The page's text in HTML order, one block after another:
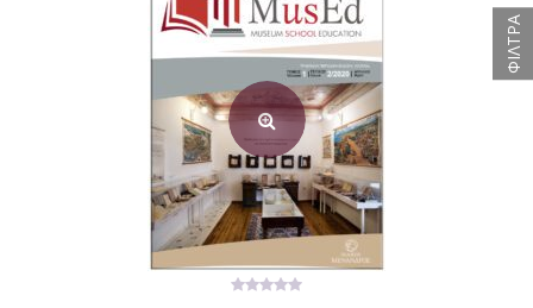
ΦΙΛΤΡΑ